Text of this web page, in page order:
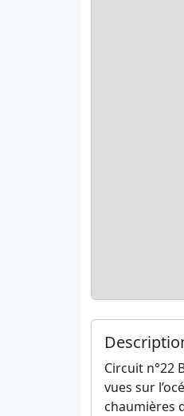
Circuit n°22
vues sur
chaumières